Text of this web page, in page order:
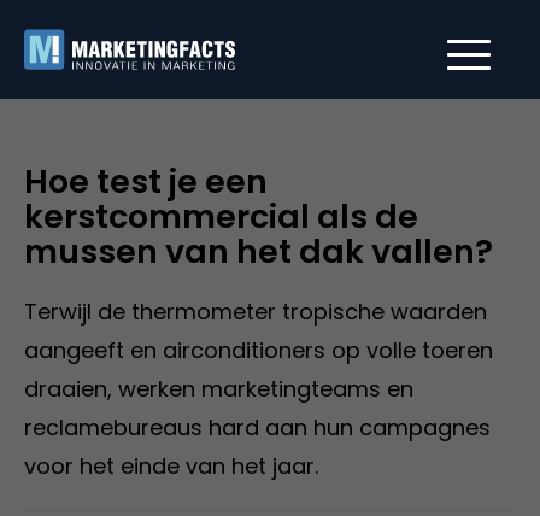
Hoe test je een
kerstcommercial als de
mussen van het dak vallen?
Terwijl de thermometer tropische waarden
aangeeft en airconditioners op volle toeren
draaien, werken marketingteams en
reclamebureaus hard aan hun campagnes
voor het einde van het jaar.